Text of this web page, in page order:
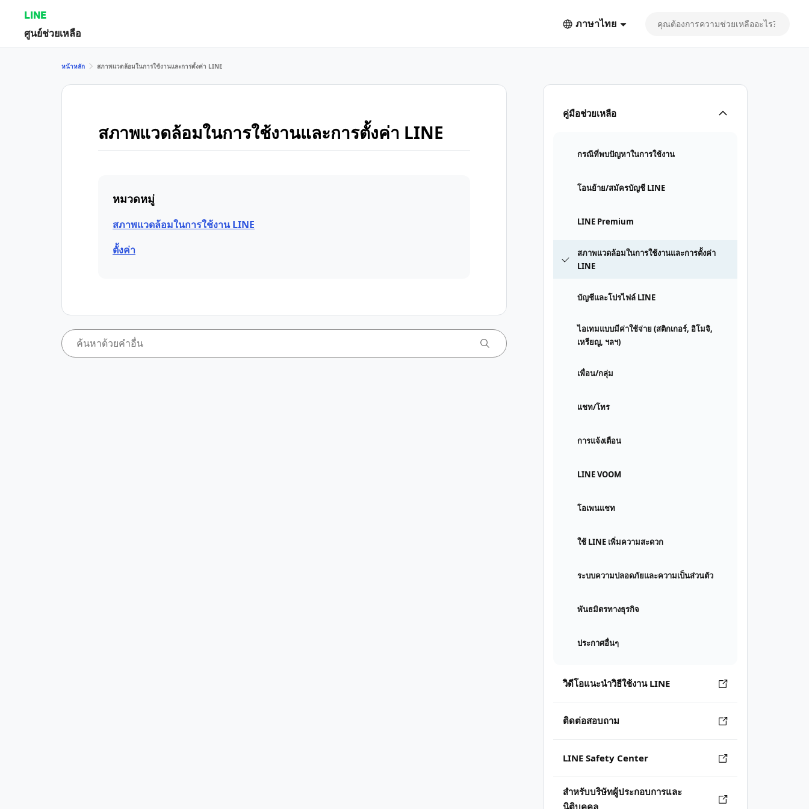
LINE
ศูนย์ช่วยเหลือ
ภาษาไทย
คู่มือช่วยเหลือ
กรณีที่พบปัญหาในการใช้งาน
โอนย้าย/สมัครบัญชี LINE
LINE Premium
สภาพแวดล้อมในการใช้งานและการตั้งค่า
LINE
บัญชีและโปรไฟล์ LINE
ไอเทมแบบมีค่าใช้จ่าย (สติกเกอร์, อิโมจิ,
เหรียญ, ฯลฯ)
เพื่อน/กลุ่ม
แชท/โทร
การแจ้งเตือน
LINE VOOM
โอเพนแชท
ใช้ LINE เพิ่มความสะดวก
ระบบความปลอดภัยและความเป็นส่วนตัว
พันธมิตรทางธุรกิจ
ประกาศอื่นๆ
วิดีโอแนะนำวิธีใช้งาน LINE
ติดต่อสอบถาม
LINE Safety Center
สำหรับบริษัทผู้ประกอบการและ
นิติบุคคล
หน้าหลัก สภาพแวดล้อมในการใช้งานและการตั้งค่า LINE
สภาพแวดล้อมในการใช้งานและการตั้งค่า LINE
หมวดหมู่
สภาพแวดล้อมในการใช้งาน LINE
ตั้งค่า